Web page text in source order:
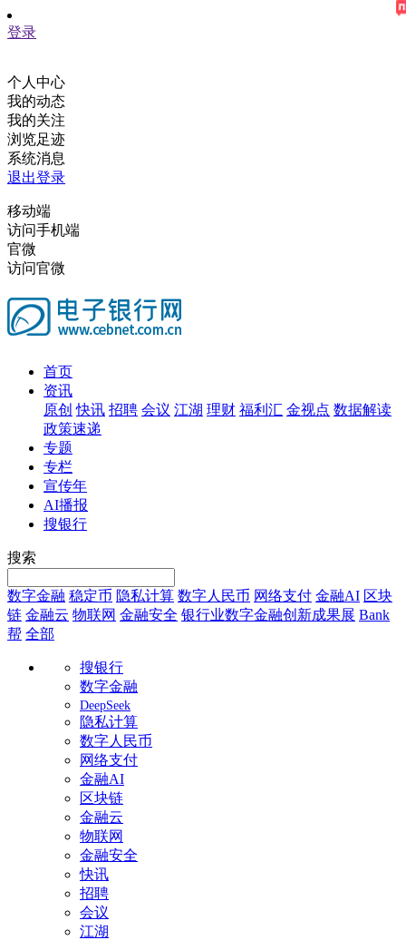
登录
个人中心
我的动态
我的关注
浏览足迹
系统消息
退出登录
移动端
访问手机端
官微
访问官微
首页
资讯
原创 快讯 招聘 会议 江湖 理财 福利汇 金视点 数据解读
政策速递
专题
专栏
宣传年
AI播报
搜银行
搜索
数字金融 稳定币 隐私计算 数字人民币 网络支付 金融AI 区块
链 金融云 物联网 金融安全 银行业数字金融创新成果展 Bank
帮 全部
搜银行
数字金融
DeepSeek
隐私计算
数字人民币
网络支付
金融AI
区块链
金融云
物联网
金融安全
快讯
招聘
会议
江湖